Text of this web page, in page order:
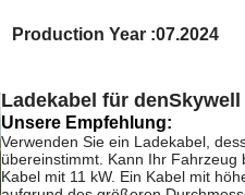
Production Year :07.2024
Ladekabel für denSkywell
Unsere Empfehlung:
Verwenden Sie ein Ladekabel,
übereinstimmt. Kann Ihr Fahrzeug
Kabel mit 11 kW. Ein Kabel mit